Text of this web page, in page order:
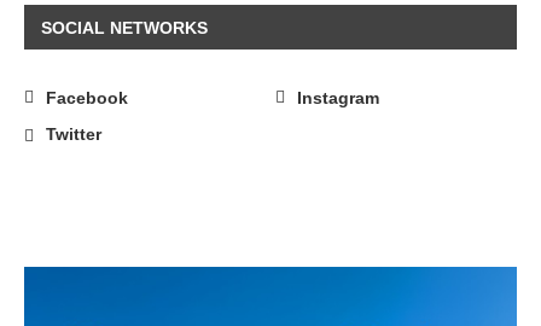
SOCIAL NETWORKS
Facebook
Instagram
Twitter